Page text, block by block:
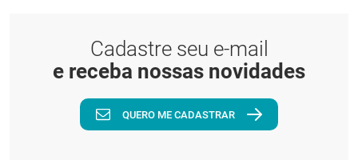
Cadastre seu e-mail
e receba nossas novidades
QUERO ME CADASTRAR